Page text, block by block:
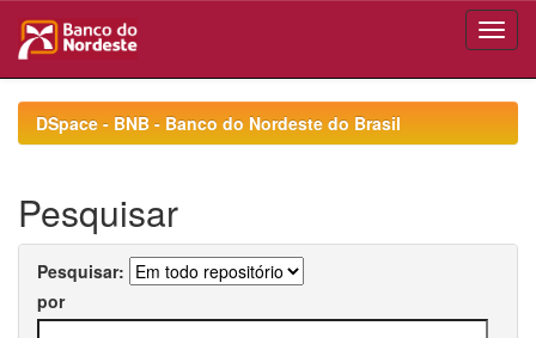
navigationDSpace - BNB - Banco do Nordeste do Brasil
Pesquisar
Pesquisar:
por